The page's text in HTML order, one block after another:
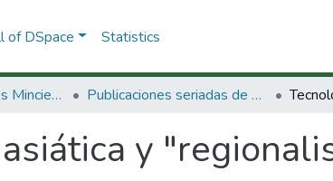
of DSpace Statistics
3.2.2. Publicaciones Minciencias Publicaciones seriadas de Minciencias
y